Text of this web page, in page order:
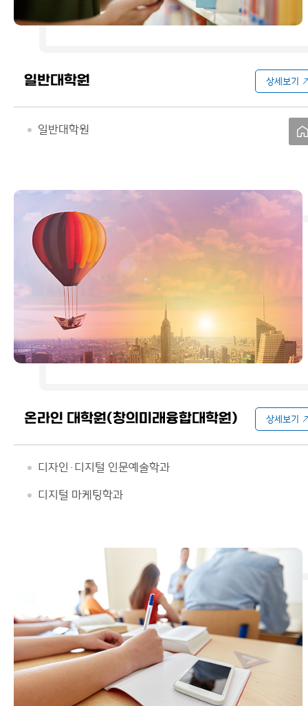
일반대학원 상세보기
일반대학원
온라인 대학원(창의미래융합대학원) 상세보기
디자인·디지털 인문예술학과
디지털 마케팅학과